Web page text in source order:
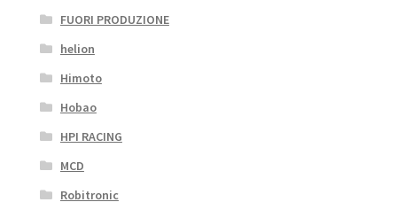
FUORI PRODUZIONE
helion
Himoto
Hobao
HPI RACING
MCD
Robitronic